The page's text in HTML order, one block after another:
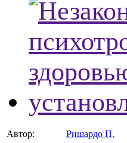
Автор:
Ришардо П.